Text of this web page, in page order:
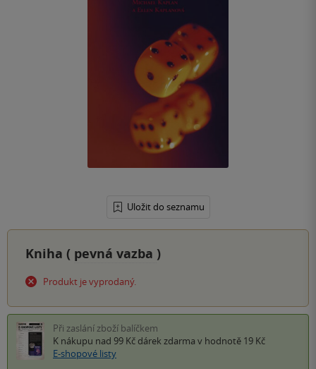
Uložit do seznamu
Kniha ( pevná vazba )
Produkt je vyprodaný.
Při zaslání zboží balíčkem
K nákupu nad 99 Kč dárek zdarma v hodnotě 19 Kč
E-shopové listy